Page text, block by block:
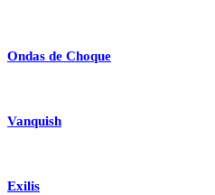
Ondas de Choque
Vanquish
Exilis